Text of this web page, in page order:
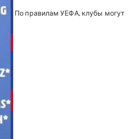
По правилам УЕФА, клубы могут